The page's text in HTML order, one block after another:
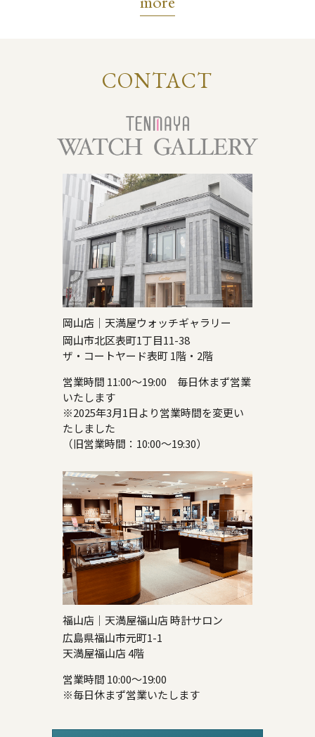
CONTACT
岡山店｜天満屋ウォッチギャラリー
岡山市北区表町1丁目11-38
ザ・コートヤード表町 1階・2階
営業時間 11:00～19:00 毎日休まず営業
いたします
※2025年3月1日より営業時間を変更い
たしました
（旧営業時間：10:00～19:30）
福山店｜天満屋福山店 時計サロン
広島県福山市元町1-1
天満屋福山店 4階
営業時間 10:00～19:00
※毎日休まず営業いたします